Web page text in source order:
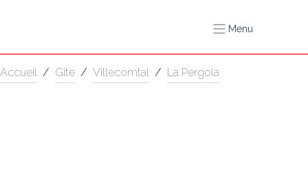
Menu
Accueil / Gîte / Villecomtal / La Pergola